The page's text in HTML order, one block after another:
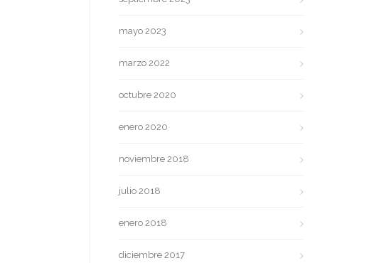
mayo 2023
marzo 2022
octubre 2020
enero 2020
noviembre 2018
julio 2018
enero 2018
diciembre 2017